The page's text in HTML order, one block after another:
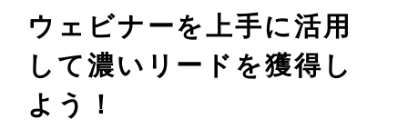
ウェビナーを上手に活用
して濃いリードを獲得し
よう！